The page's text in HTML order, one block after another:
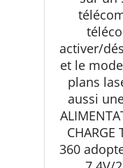
activer/
et le
plans
aussi
360